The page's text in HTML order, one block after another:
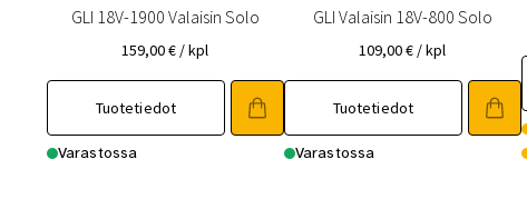
GLI 18V-1900 Valaisin Solo
159,00€ / kpl
Tuotetiedot
Varastossa
GLI Valaisin 18V-800 Solo
109,00€ / kpl
Tuotetiedot
Varastossa